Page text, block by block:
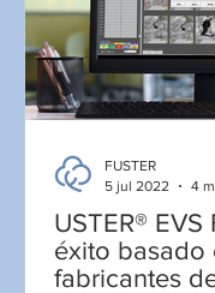
USTER® EVS Fabriq Vision,
éxito basado
fabricantes
FUSTER
5 jul 2022
4